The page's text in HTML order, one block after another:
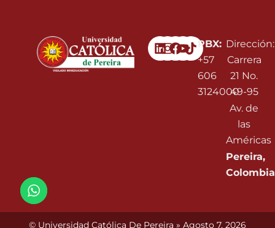
Linkedin
Instagram
Facebook
Youtube
PBX:
+57
606
3124000
Dirección:
Carrera
21 No.
49-95
Av. de
las
Américas
Pereira,
Colombia
© Universidad Católica De Pereira » Agosto 7, 2026